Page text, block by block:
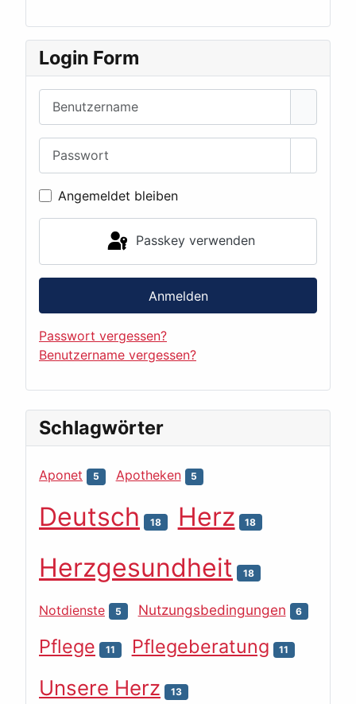
Login Form
Angemeldet bleiben
Passkey verwenden
Anmelden
Passwort vergessen?
Benutzername vergessen?
Schlagwörter
Aponet 5 Apotheken 5
Deutsch 18 Herz 18
Herzgesundheit 18
Notdienste 5 Nutzungsbedingungen 6
Pflege 11 Pflegeberatung 11
Unsere Herz 13